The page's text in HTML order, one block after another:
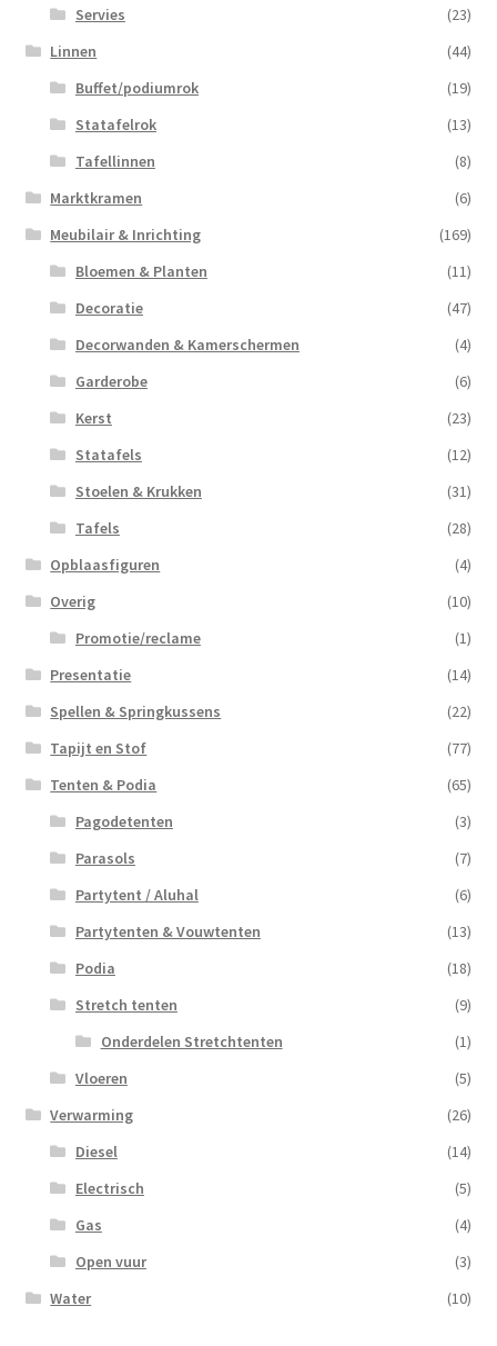
Servies
(23)
Linnen
(44)
Buffet/podiumrok
(19)
Statafelrok
(13)
Tafellinnen
(8)
Marktkramen
(6)
Meubilair & Inrichting
(169)
Bloemen & Planten
(11)
Decoratie
(47)
Decorwanden & Kamerschermen
(4)
Garderobe
(6)
Kerst
(23)
Statafels
(12)
Stoelen & Krukken
(31)
Tafels
(28)
Opblaasfiguren
(4)
Overig
(10)
Promotie/reclame
(1)
Presentatie
(14)
Spellen & Springkussens
(22)
Tapijt en Stof
(77)
Tenten & Podia
(65)
Pagodetenten
(3)
Parasols
(7)
Partytent / Aluhal
(6)
Partytenten & Vouwtenten
(13)
Podia
(18)
Stretch tenten
(9)
Onderdelen Stretchtenten
(1)
Vloeren
(5)
Verwarming
(26)
Diesel
(14)
Electrisch
(5)
Gas
(4)
Open vuur
(3)
Water
(10)